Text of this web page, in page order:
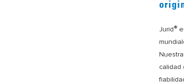
Jurid®
calidad